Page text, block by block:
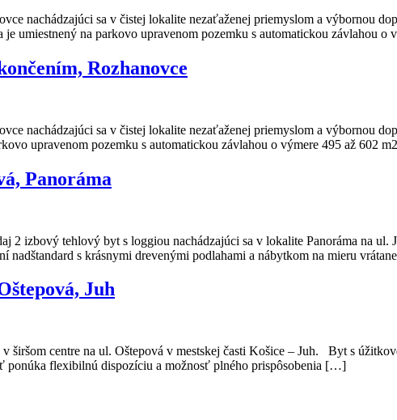
nachádzajúci sa v čistej lokalite nezaťaženej priemyslom a výbornou
umiestnený na parkovo upravenom pozemku s automatickou závlahou
Rozhanovce
nachádzajúci sa v čistej lokalite nezaťaženej priemyslom a výbornou
upravenom pozemku s automatickou závlahou o výmere 495 až 602
Panoráma
izbový tehlový byt s loggiou nachádzajúci sa v lokalite Panoráma na ul.
s krásnymi drevenými podlahami a nábytkom na mieru
Juh
širšom centre na ul. Oštepová v mestskej časti Košice – Juh. Byt s
ponúka flexibilnú dispozíciu a možnosť plného prispôsobenia […]